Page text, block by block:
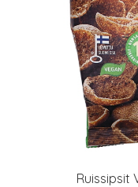
Ruissipsit